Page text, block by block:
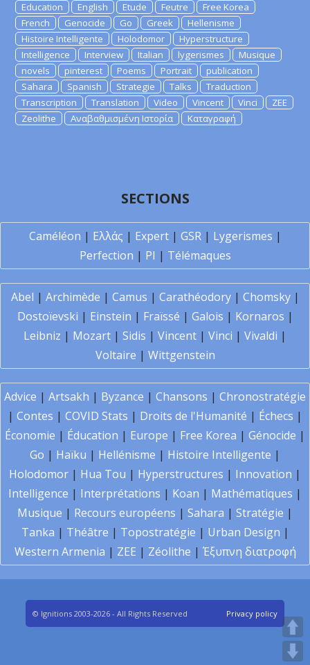
Education
English Etude Feutre
Free Korea
French
Genocide Go Greek
Hellenisme
Histoire Intelligente
Holodomor
Hyperstructure
Intelligence
Interview Italian lygerismes
Musique
novels
pinterest Poems Portrait
publication
Sahara
Spanish Strategie Talks
Traduction
Transcription
Translation Video Vincent Vinci
ZEE
Zeolithe
Αναβαθμισμένη Ιστορία Καταγραφή
SECTIONS
Caméléon | Ελλάς | Expert| GSR| Lygerismes |
Perfection | PI | Télémaques
Abel | Archimède | Camus | Carathéodory| Chomsky|
Dostoïevski | Einstein | Fraïssé | Galois | Kornaros |
Leibniz | Mozart | Sidis | Vincent | Vinci | Vivaldi |
Voltaire | Wittgenstein
Advice | Artsakh | Byzance | Chansons | Chronostratégie
| Contes | COVID Stats | Droits de l'Humanité | Échecs |
Économie | Éducation | Europe | Free Korea | Génocide |
Go | Haïku | Hellénisme | Histoire Intelligente |
Holodomor | Hua Tou | Hyperstructures | Innovation |
Intelligence | Interprétations | Koan | Mathématiques |
Musique | Recours européens | Sahara | Stratégie |
Tanka | Théâtre | Topostratégie | Urban Design |
Western Armenia | ZEE | Zéolithe | Έξυπνη διατροφή
© Ignitions 2003-2026 - All Rights Reserved Privacy policy